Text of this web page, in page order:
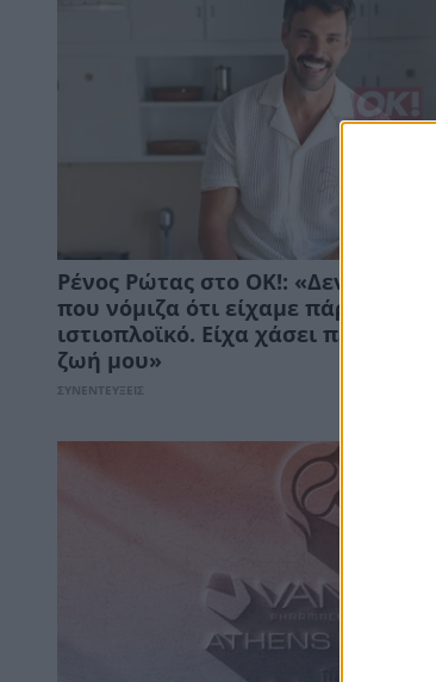
Ρένος Ρώτας στο ΟΚ!: «Δεν θα
που νόμιζα ότι είχαμε πάρει
ιστιοπλοϊκό. Είχα χάσει πέντε
ζωή μου»
ΣΥΝΕΝΤΕΥΞΕΙΣ